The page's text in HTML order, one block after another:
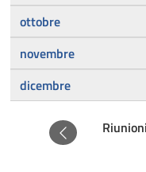
ottobre
novembre
dicembre
Precedente